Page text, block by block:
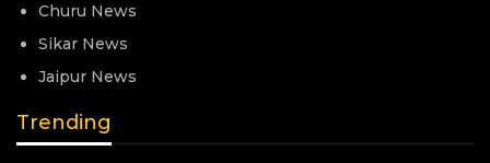
Churu News
Sikar News
Jaipur News
Trending